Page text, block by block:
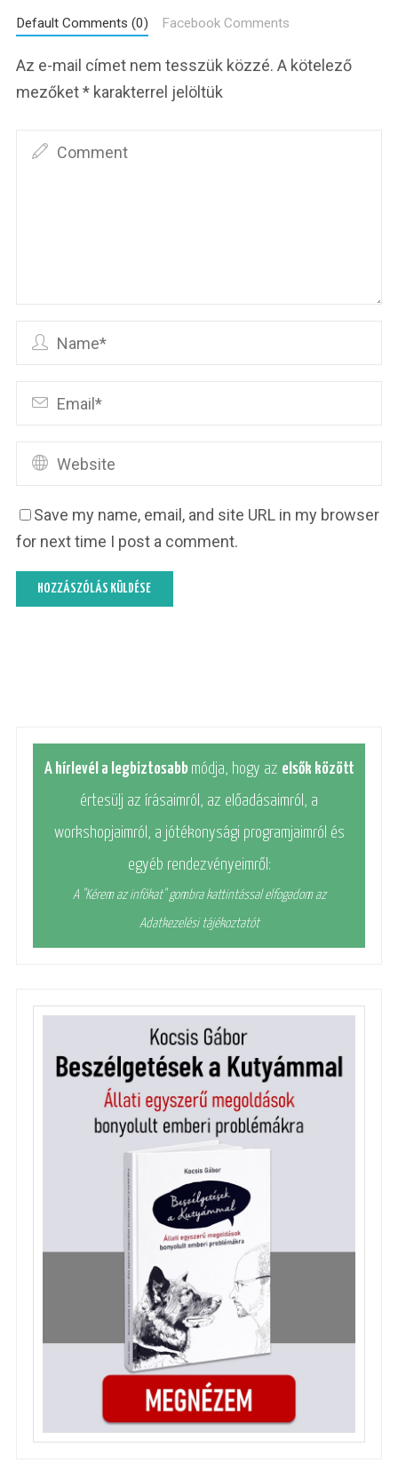
Default Comments (0) Facebook Comments
Az e-mail címet nem tesszük közzé. A kötelező
mezőket* karakterrel jelöltük
Save my name, email, and site URL in my browser
for next time I post a comment.
A hírlevél a legbiztosabb módja, hogy az elsők között
értesülj az írásaimról, az előadásaimról, a
workshopjaimról, a jótékonysági programjaimról és
egyéb rendezvényeimről:
A "Kérem az infókat" gombra kattintással elfogadom az
Adatkezelési tájékoztatót